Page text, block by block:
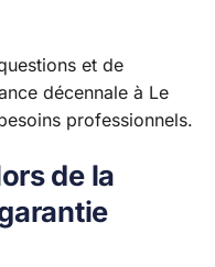
et de
décennale à Le
professionnels.
de la